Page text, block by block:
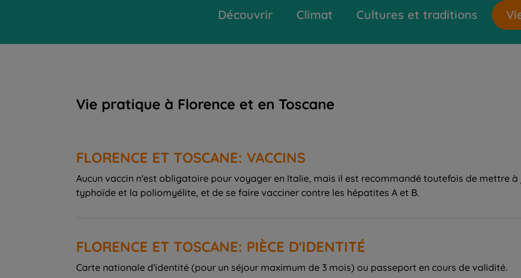
Découvrir Climat Cultures et traditions
Vie pratique à Florence et en Toscane
FLORENCE ET TOSCANE: VACCINS
Aucun vaccin n'est obligatoire pour voyager en Italie, mais il est recommandé toutefois de mettre
typhoïde et la poliomyélite, et de se faire vacciner contre les hépatites A et B.
FLORENCE ET TOSCANE: PIÈCE D'IDENTITÉ
Carte nationale d'identité (pour un séjour maximum de 3 mois) ou passeport en cours de validité.